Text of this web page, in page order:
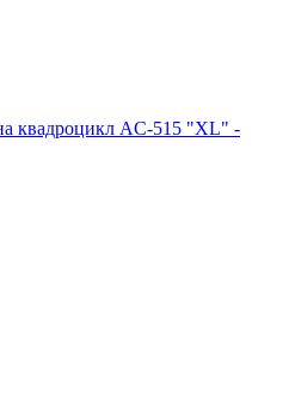
квадроцикл AC-515 "XL" -